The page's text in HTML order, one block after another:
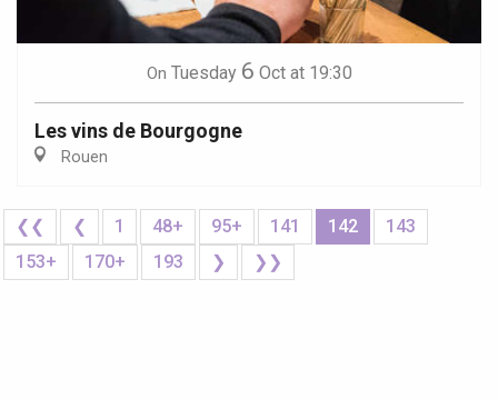
On Tuesday 6 Oct at 19:30
Les vins de Bourgogne
Rouen
❮❮ ❮ 1 48+ 95+ 141 142
143
153+
170+ 193 ❯ ❯❯